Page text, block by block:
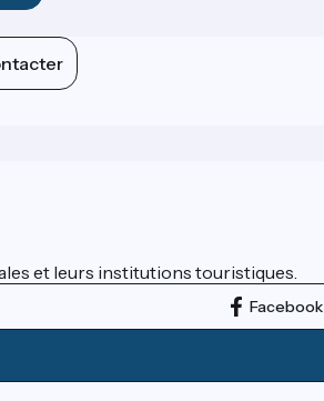
et leurs institutions touristiques.
Facebook